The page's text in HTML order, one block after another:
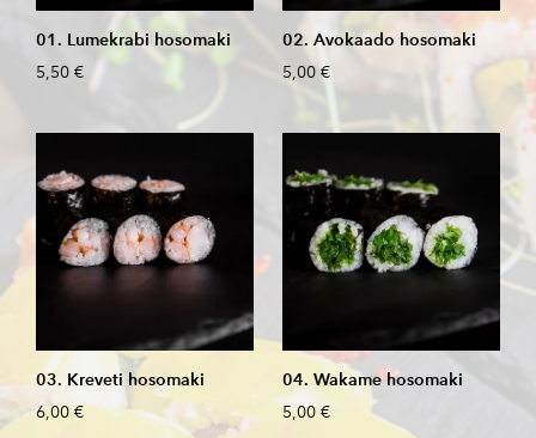
01. Lumekrabi hosomaki
5,50 €
02. Avokaado hosomaki
5,00 €
03. Kreveti hosomaki
6,00 €
04. Wakame hosomaki
5,00 €